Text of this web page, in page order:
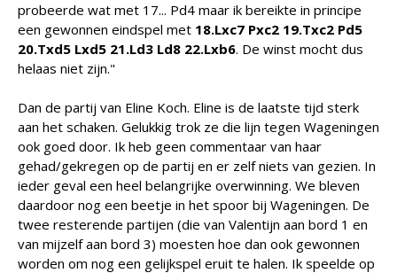
probeerde wat met 17... Pd4 maar ik bereikte in principe
een gewonnen eindspel met 18.Lxc7 Pxc2 19.Txc2 Pd5
20.Txd5 Lxd5 21.Ld3 Ld8 22.Lxb6. De winst mocht dus
helaas niet zijn."
Dan de partij van Eline Koch. Eline is de laatste tijd sterk
aan het schaken. Gelukkig trok ze die lijn tegen Wageningen
ook goed door. Ik heb geen commentaar van haar
gehad/gekregen op de partij en er zelf niets van gezien. In
ieder geval een heel belangrijke overwinning. We bleven
daardoor nog een beetje in het spoor bij Wageningen. De
twee resterende partijen (die van Valentijn aan bord 1 en
van mijzelf aan bord 3) moesten hoe dan ook gewonnen
worden om nog een gelijkspel eruit te halen. Ik speelde op